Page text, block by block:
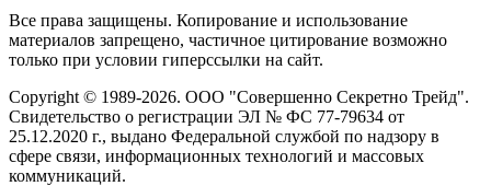
Все права защищены. Копирование и использование
материалов запрещено, частичное цитирование возможно
только при условии гиперссылки на сайт.
Copyright © 1989-2026. ООО "Совершенно Секретно Трейд".
Свидетельство о регистрации ЭЛ № ФС 77-79634 от
25.12.2020 г., выдано Федеральной службой по надзору в
сфере связи, информационных технологий и массовых
коммуникаций.